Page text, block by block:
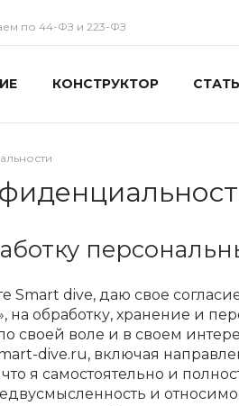
по 44-ФЗ и 223-ФЗ
КОНСТРУКТОР
Smart dive, даю свое
на обработку, хранение и
своей воле и в своем
dive.ru, включая
я самостоятельно и
и